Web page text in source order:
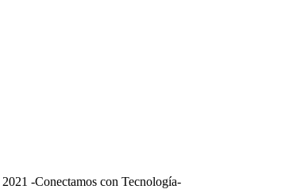
2021 -Conectamos con Tecnología-